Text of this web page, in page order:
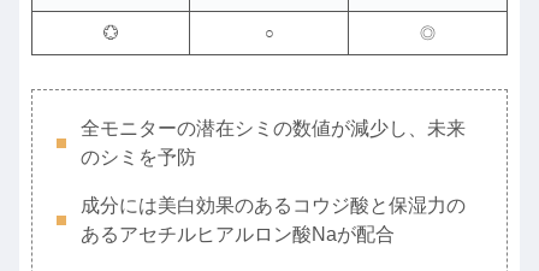
💮 ○ ◎
全モニターの潜在シミの数値が減少し、未来
のシミを予防
成分には美白効果のあるコウジ酸と保湿力の
あるアセチルヒアルロン酸Naが配合